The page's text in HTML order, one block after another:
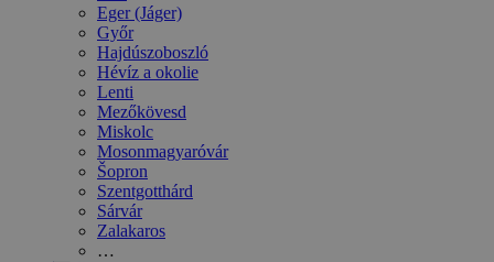
Eger (Jáger)
Győr
Hajdúszoboszló
Hévíz a okolie
Lenti
Mezőkövesd
Miskolc
Mosonmagyaróvár
Šopron
Szentgotthárd
Sárvár
Zalakaros
…